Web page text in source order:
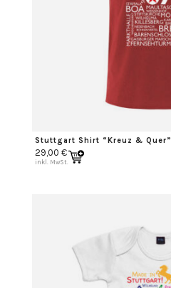
Stuttgart Shirt “Kreuz & Quer”
29,00 €
inkl. MwSt.